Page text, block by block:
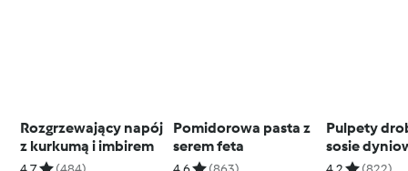
Rozgrzewający napój
z kurkumą i imbirem
Pomidorowa pasta z
serem feta
Pulpety
sosie